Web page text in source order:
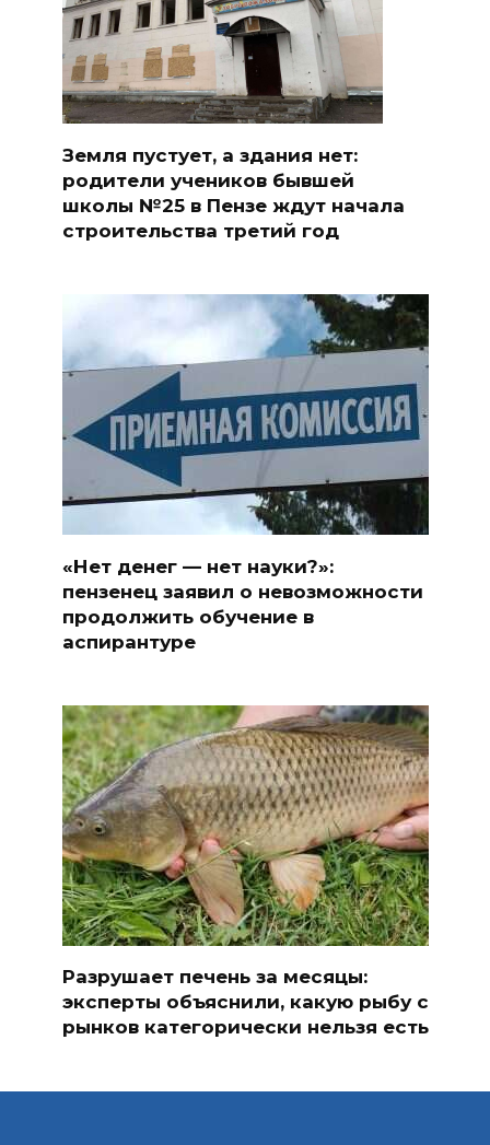
Земля пустует, а здания нет:
родители учеников бывшей
школы №25 в Пензе ждут начала
строительства третий год
«Нет денег — нет науки?»:
пензенец заявил о невозможности
продолжить обучение в
аспирантуре
Разрушает печень за месяцы:
эксперты объяснили, какую рыбу с
рынков категорически нельзя есть